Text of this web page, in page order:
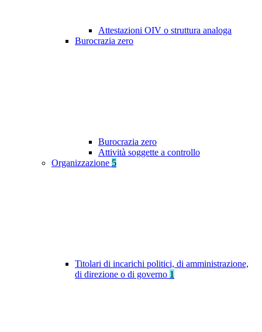
Attestazioni OIV o struttura analoga
Burocrazia zero
Burocrazia zero
Attività soggette a controllo
Organizzazione 5
Titolari di incarichi politici, di amministrazione,
di direzione o di governo 1